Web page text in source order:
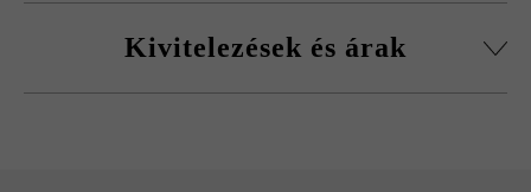
tömblépcsők esetében nem lehet választani a 3 és a 4
Kivitelezések és árak